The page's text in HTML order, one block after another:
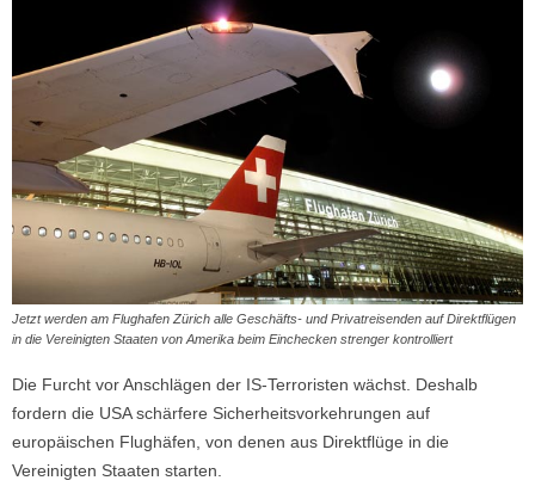
Jetzt werden am Flughafen Zürich alle Geschäfts- und Privatreisenden auf Direktflügen
in die Vereinigten Staaten von Amerika beim Einchecken strenger kontrolliert
Die Furcht vor Anschlägen der IS-Terroristen wächst. Deshalb
fordern die USA schärfere Sicherheitsvorkehrungen auf
europäischen Flughäfen, von denen aus Direktflüge in die
Vereinigten Staaten starten.